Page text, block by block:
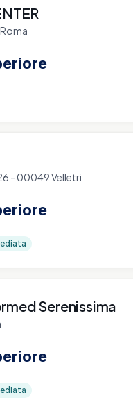
- 00049 Velletri
Serenissima